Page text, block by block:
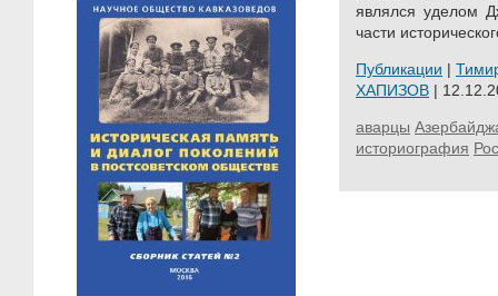
являлся уделом
части
Публикации |
ХАПИЗОВ |
аварцы
историография